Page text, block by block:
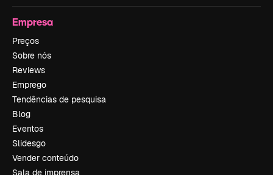
Empresa
Preços
Sobre nós
Reviews
Emprego
Tendências de pesquisa
Blog
Eventos
Slidesgo
Vender conteúdo
Sala de imprensa